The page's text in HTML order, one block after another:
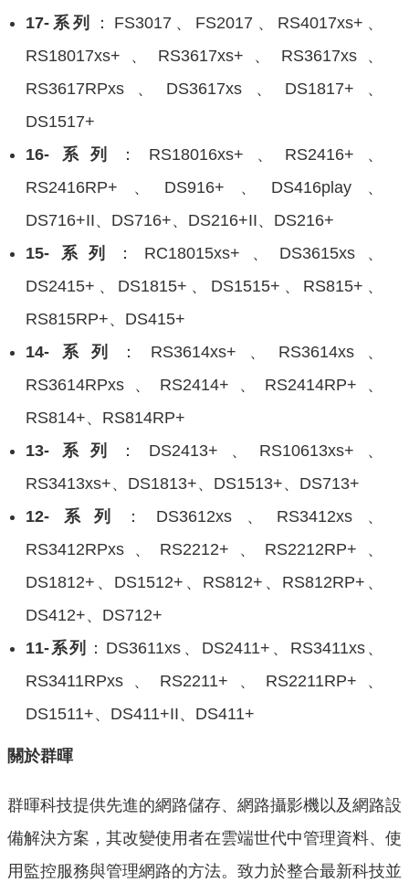
17- 系列
：FS3017、FS2017、RS4017xs+、
RS18017xs+、RS3617xs+、RS3617xs、
RS3617RPxs、DS3617xs、DS1817+、
DS1517+
16- 系列
：RS18016xs+、RS2416+、
RS2416RP+、DS916+、DS416play、
DS716+II、DS716+、DS216+II、DS216+
15- 系列
：RC18015xs+、DS3615xs、
DS2415+、DS1815+、DS1515+、RS815+、
RS815RP+、DS415+
14- 系列
：RS3614xs+、RS3614xs、
RS3614RPxs、RS2414+、RS2414RP+、
RS814+、RS814RP+
13- 系列
：DS2413+、RS10613xs+、
RS3413xs+、DS1813+、DS1513+、DS713+
12- 系列
：DS3612xs、RS3412xs、
RS3412RPxs、RS2212+、RS2212RP+、
DS1812+、DS1512+、RS812+、RS812RP+、
DS412+、DS712+
11-系列
：DS3611xs、DS2411+、RS3411xs、
RS3411RPxs、RS2211+、RS2211RP+、
DS1511+、DS411+II、DS411+
關於群暉
群暉科技提供先進的網路儲存、網路攝影機以及網路設
備解決方案，其改變使用者在雲端世代中管理資料、使
用監控服務與管理網路的方法。致力於整合最新科技並